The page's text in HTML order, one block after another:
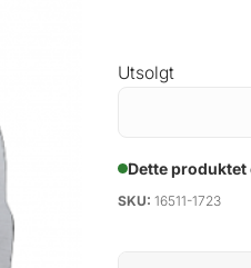
Utsolgt
Dette
SKU: 16511-1723